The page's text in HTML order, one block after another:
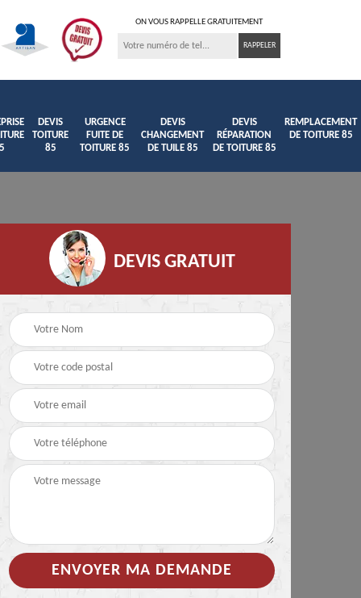
ON VOUS RAPPELLE GRATUITEMENT
DEVIS
TOITURE
85
URGENCE
FUITE DE
TOITURE 85
DEVIS
CHANGEMENT
DE TUILE 85
DEVIS
RÉPARATION
DE TOITURE 85
REMPLACEMENT
DE TOITURE 85
Hydrofuge coloré pour
toiture 85
Démoussage
nettoyage de tuile 85
DEVIS GRATUIT